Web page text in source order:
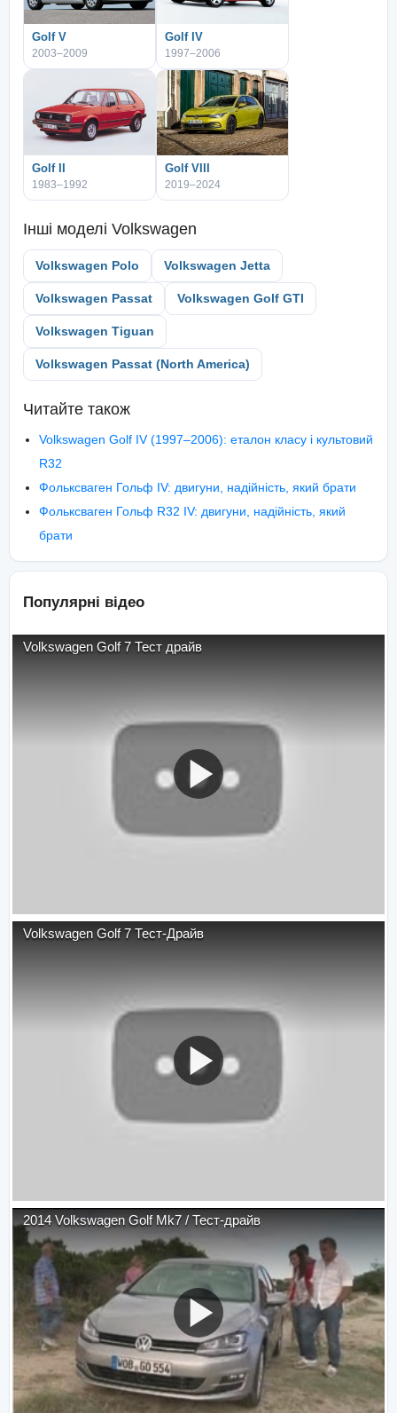
Golf V
2003–2009
Golf IV
1997–2006
Golf II
1983–1992
Golf VIII
2019–2024
Інші моделі Volkswagen
Volkswagen Polo Volkswagen Jetta
Volkswagen Passat Volkswagen Golf GTI
Volkswagen Tiguan
Volkswagen Passat (North America)
Читайте також
Volkswagen Golf IV (1997–2006): еталон класу і культовий
R32
Фольксваген Гольф IV: двигуни, надійність, який брати
Фольксваген Гольф R32 IV: двигуни, надійність, який
брати
Популярні відео
Volkswagen Golf 7 Тест драйв
Volkswagen Golf 7 Тест-Драйв
2014 Volkswagen Golf Mk7 / Тест-драйв